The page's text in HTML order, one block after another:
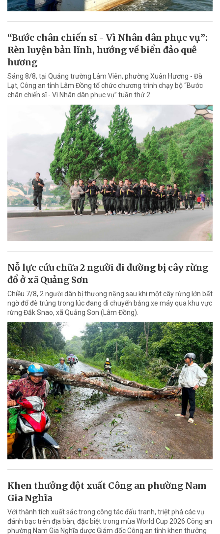
“Bước chân chiến sĩ - Vì Nhân dân phục vụ”:
Rèn luyện bản lĩnh, hướng về biển đảo quê
hương
Sáng 8/8, tại Quảng trường Lâm Viên, phường Xuân Hương - Đà
Lạt, Công an tỉnh Lâm Đồng tổ chức chương trình chạy bộ “Bước
chân chiến sĩ - Vì Nhân dân phục vụ” tuần thứ 2.
Nỗ lực cứu chữa 2 người đi đường bị cây rừng
đổ ở xã Quảng Sơn
Chiều 7/8, 2 người dân bị thương nặng sau khi một cây rừng lớn bất
ngờ đổ đè trúng trong lúc đang di chuyển bằng xe máy qua khu vực
rừng Đắk Snao, xã Quảng Sơn (Lâm Đồng).
Khen thưởng đột xuất Công an phường Nam
Gia Nghĩa
Với thành tích xuất sắc trong công tác đấu tranh, triệt phá các vụ
đánh bạc trên địa bàn, đặc biệt trong mùa World Cup 2026 Công an
phường Nam Gia Nghĩa dược Giám đốc Công an tỉnh khen thưởng